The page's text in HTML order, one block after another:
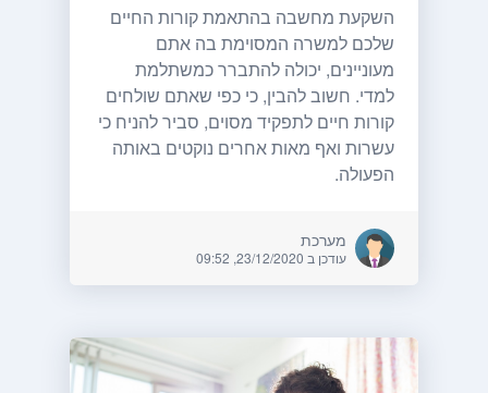
השקעת מחשבה בהתאמת קורות החיים
שלכם למשרה המסוימת בה אתם
מעוניינים, יכולה להתברר כמשתלמת
למדי. חשוב להבין, כי כפי שאתם שולחים
קורות חיים לתפקיד מסוים, סביר להניח כי
עשרות ואף מאות אחרים נוקטים באותה
הפעולה.
מערכת
עודכן ב 23/12/2020, 09:52